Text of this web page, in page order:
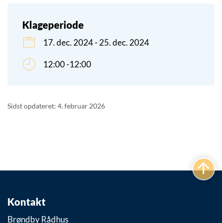
Klageperiode
17. dec. 2024 - 25. dec. 2024
12:00 -12:00
Sidst opdateret: 4. februar 2026
Kontakt
Brøndby Rådhus